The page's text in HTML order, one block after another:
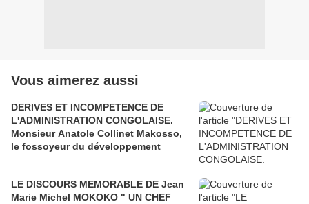
Vous aimerez aussi
DERIVES ET INCOMPETENCE DE
L'ADMINISTRATION CONGOLAISE.
Monsieur Anatole Collinet Makosso,
le fossoyeur du développement
LE DISCOURS MEMORABLE DE Jean
Marie Michel MOKOKO " UN CHEF